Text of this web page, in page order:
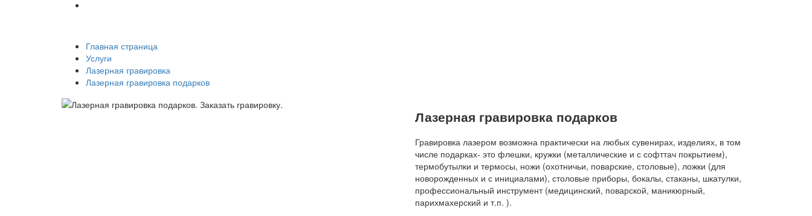
Главная страница
Услуги
Лазерная гравировка
Лазерная гравировка подарков
Лазерная гравировка подарков
Гравировка лазером возможна практически на любых сувенирах, изделиях, в том
числе подарках- это флешки, кружки (металлические и с софттач покрытием),
термобутылки и термосы, ножи (охотничьи, поварские, столовые), ложки (для
новорожденных и с инициалами), столовые приборы, бокалы, стаканы, шкатулки,
профессиональный инструмент (медицинский, поварской, маникюрный,
парихмахерский и т.п. ).